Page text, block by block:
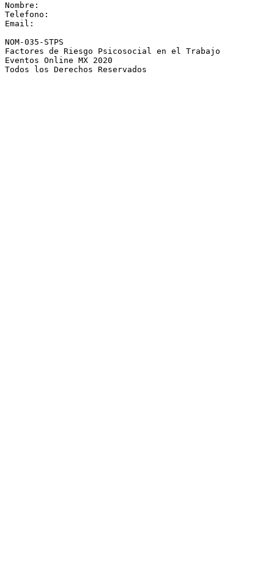
Nombre:
Telefono:
Email:
NOM-035-STPS
Factores de Riesgo Psicosocial en el Trabajo
Eventos Online MX 2020
Todos los Derechos Reservados